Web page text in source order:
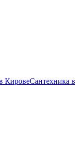
Сантехника в